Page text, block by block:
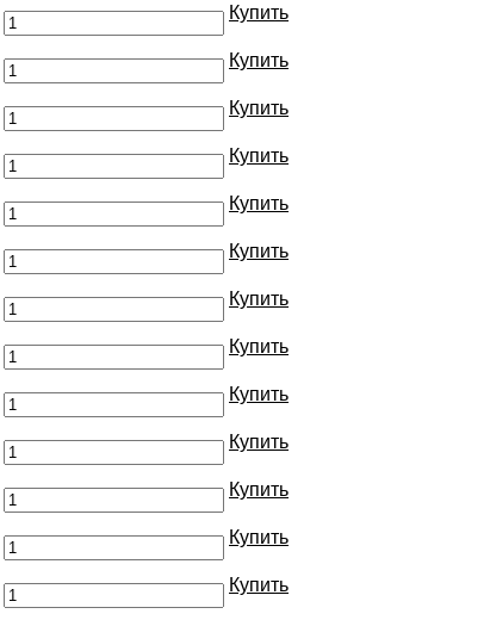
Купить
Купить
Купить
Купить
Купить
Купить
Купить
Купить
Купить
Купить
Купить
Купить
Купить